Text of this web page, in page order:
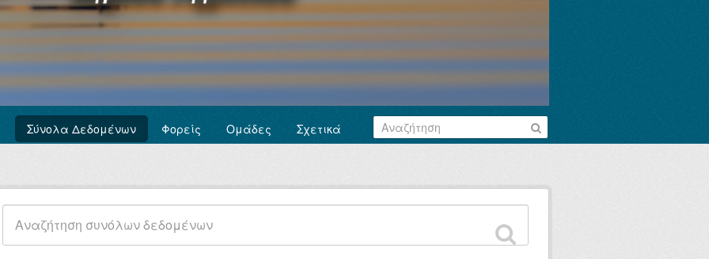
Σύνολα Δεδομένων Φορείς Ομάδες Σχετικά